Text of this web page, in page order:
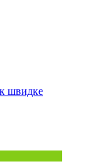
швидке